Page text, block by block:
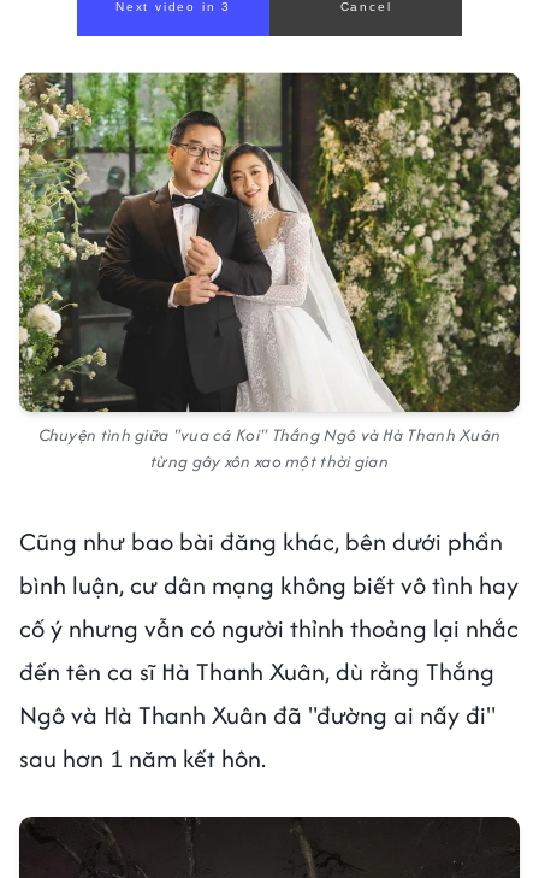
Next video in 1 Cancel
Chuyện tình giữa "vua cá Koi" Thắng Ngô và Hà Thanh Xuân
từng gây xôn xao một thời gian
Cũng như bao bài đăng khác, bên dưới phần
bình luận, cư dân mạng không biết vô tình hay
cố ý nhưng vẫn có người thỉnh thoảng lại nhắc
đến tên ca sĩ Hà Thanh Xuân, dù rằng Thắng
Ngô và Hà Thanh Xuân đã "đường ai nấy đi"
sau hơn 1 năm kết hôn.